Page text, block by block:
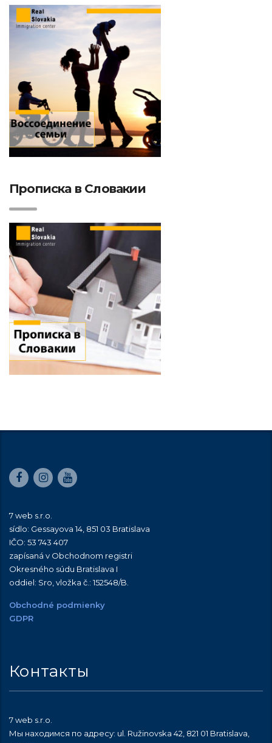
Прописка в Словакии
7 web s.r.o.
sídlo: Gessayova 14, 851 03 Bratislava
IČO: 53 743 407
zapísaná v Obchodnom registri
Okresného súdu Bratislava I
oddiel: Sro, vložka č.:152548/B
Obchodné podmienky
GDPR
Контакты
7 web s.r.o.
Мы находимся по адресу: ul. Ružinovska 42, 821 01 Bratislava,